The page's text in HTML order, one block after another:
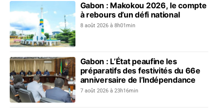
Gabon : Makokou 2026, le compte
à rebours d’un défi national
8 août 2026 à 8h01min
Gabon : L’État peaufine les
préparatifs des festivités du 66e
anniversaire de l’Indépendance
7 août 2026 à 23h16min